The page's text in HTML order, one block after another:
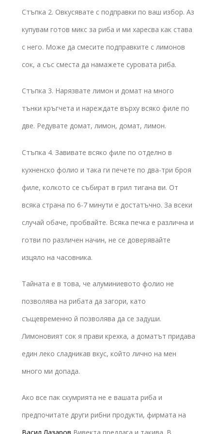
Стъпка 2. Овкусявате с подправки по ваш избор. Аз
купувам готов микс за риба и ми харесва как става
с него. Може да смесите подправките с лимонов
сок, а със сместа да намажете суровата риба.
Стъпка 3. Нарязвате лимон и домат на много
тънки кръгчета и нареждате върху всяко филе по
две. Редувате домат, лимон, домат, лимон.
Стъпка 4. Завивате всяко филе по отделно в
кухненско фолио и така ги печете по два-три броя
филе, колкото се събират в грил тигана ви. От
всяка страна по 6-7 минути е достатъчно. За всеки
случай обаче, пробвайте. Всяка печка е различна и
готви по различен начин, не се доверявайте
изцяло на часовника.
Тайната е в това, че алуминиевото фолио не
позволява на рибата да загори, като
същевременно й позволява да се задуши.
Лимоновият сок я прави крехка, а доматът придава
един леко сладникав вкус, който лично на мен
много ми допада.
Ако все пак скумрията не е вашата риба и
предпочитате други рибни продукти, фирмата на